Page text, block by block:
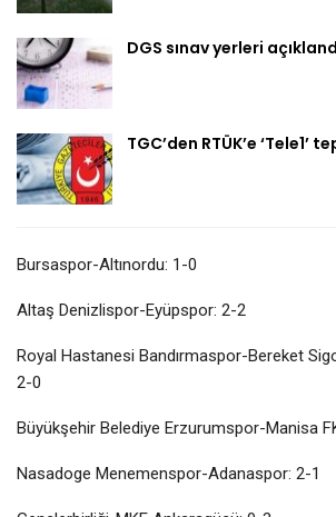
DGS sınav yerleri
TGC’den RTÜK’e ‘Tele1’
Bursaspor-Altınordu: 1-0
Altaş Denizlispor-Eyüpspor: 2-2
Royal Hastanesi Bandırmaspor-Bereket
2-0
Büyükşehir Belediye Erzurumspor-Manisa
Nasadoge Menemenspor-Adanaspor: 2-1